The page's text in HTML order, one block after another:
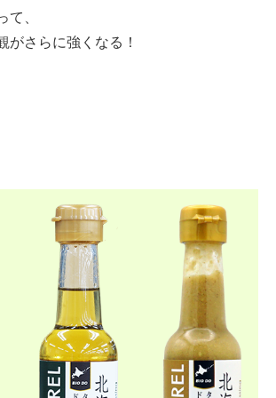
、
がさらに強くなる！